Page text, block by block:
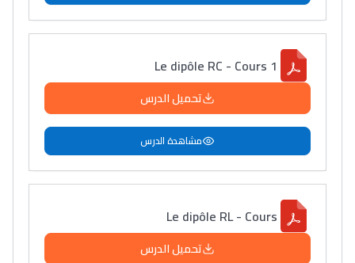
Le dipôle RC - Cours 1
تحميل الدرس
مشاهدة الدرس
Le dipôle RL - Cours
تحميل الدرس